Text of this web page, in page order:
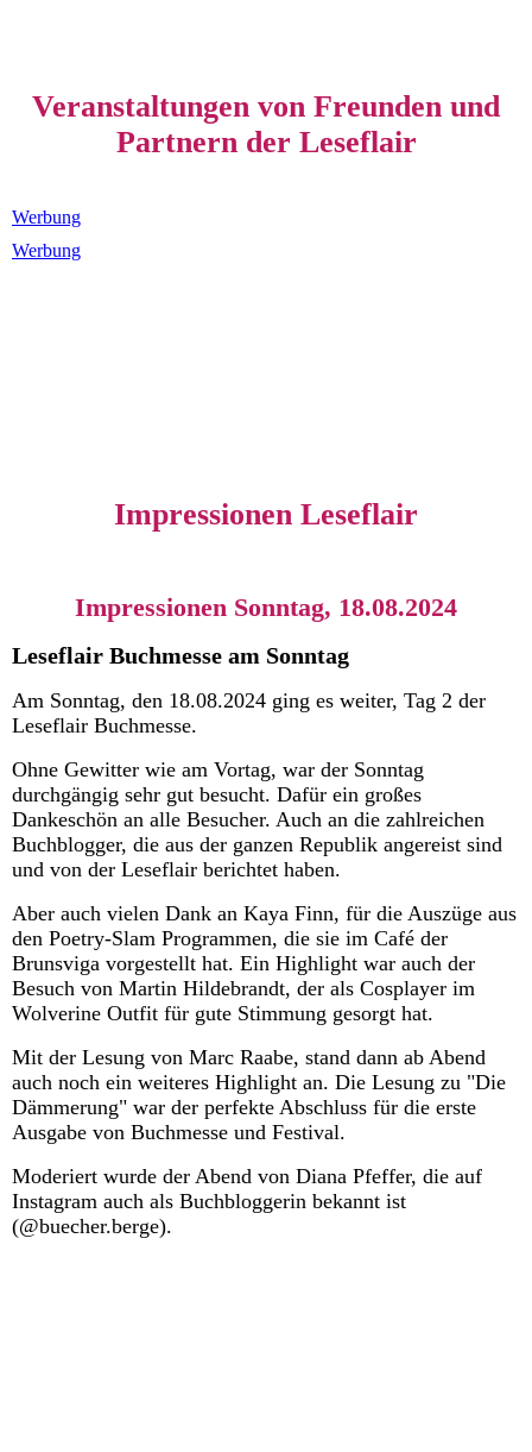
Veranstaltungen von Freunden und
Partnern der Leseflair
Werbung
Werbung
Impressionen Leseflair
Impressionen Sonntag, 18.08.2024
Leseflair Buchmesse am Sonntag
Am Sonntag, den 18.08.2024 ging es weiter, Tag 2 der
Leseflair Buchmesse.
Ohne Gewitter wie am Vortag, war der Sonntag
durchgängig sehr gut besucht. Dafür ein großes
Dankeschön an alle Besucher. Auch an die zahlreichen
Buchblogger, die aus der ganzen Republik angereist sind
und von der Leseflair berichtet haben.
Aber auch vielen Dank an Kaya Finn, für die Auszüge aus
den Poetry-Slam Programmen, die sie im Café der
Brunsviga vorgestellt hat. Ein Highlight war auch der
Besuch von Martin Hildebrandt, der als Cosplayer im
Wolverine Outfit für gute Stimmung gesorgt hat.
Mit der Lesung von Marc Raabe, stand dann ab Abend
auch noch ein weiteres Highlight an. Die Lesung zu "Die
Dämmerung" war der perfekte Abschluss für die erste
Ausgabe von Buchmesse und Festival.
Moderiert wurde der Abend von Diana Pfeffer, die auf
Instagram auch als Buchbloggerin bekannt ist
(@buecher.berge).